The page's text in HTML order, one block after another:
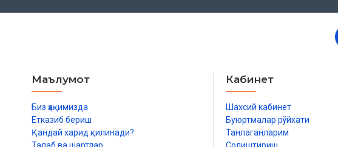
Маълумот
Биз ҳақимизда
Етказиб бериш
Қандай харид қилинади?
Кабинет
Шахсий кабинет
Буюртмалар рўйхати
Танлаганларим